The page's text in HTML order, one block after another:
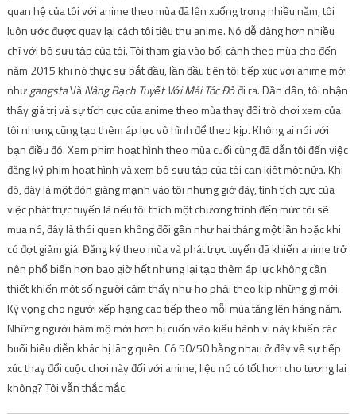
quan hệ của tôi với anime theo mùa đã lên xuống trong nhiều năm, tôi
luôn ước được quay lại cách tôi tiêu thụ anime. Nó dễ dàng hơn nhiều
chỉ với bộ sưu tập của tôi. Tôi tham gia vào bối cảnh theo mùa cho đến
năm 2015 khi nó thực sự bắt đầu, lần đầu tiên tôi tiếp xúc với anime mới
nhưgangstaVàNàng Bạch Tuyết Với ​​Mái Tóc Đỏđi ra. Dần dần, tôi nhận
thấy giá trị và sự tích cực của anime theo mùa thay đổi trò chơi xem của
tôi nhưng cũng tạo thêm áp lực vô hình để theo kịp. Không ai nói với
bạn điều đó. Xem phim hoạt hình theo mùa cuối cùng đã dẫn tôi đến việc
đăng ký phim hoạt hình và xem bộ sưu tập của tôi cạn kiệt một nửa. Khi
đó, đây là một đòn giáng mạnh vào tôi nhưng giờ đây, tính tích cực của
việc phát trực tuyến là nếu tôi thích một chương trình đến mức tôi sẽ
mua nó, đây là thói quen không đổi gần như hai tháng một lần hoặc khi
có đợt giảm giá. Đăng ký theo mùa và phát trực tuyến đã khiến anime trở
nên phổ biến hơn bao giờ hết nhưng lại tạo thêm áp lực không cần
thiết khiến một số người cảm thấy như họ phải theo kịp những gì mới.
Kỳ vọng cho người xếp hạng cao tiếp theo mỗi mùa tăng lên hàng năm.
Những người hâm mộ mới hơn bị cuốn vào kiểu hành vi này khiến các
buổi biểu diễn khác bị lãng quên. Có 50/50 bằng nhau ở đây về sự tiếp
xúc thay đổi cuộc chơi này đối với anime, liệu nó có tốt hơn cho tương lai
không? Tôi vẫn thắc mắc.